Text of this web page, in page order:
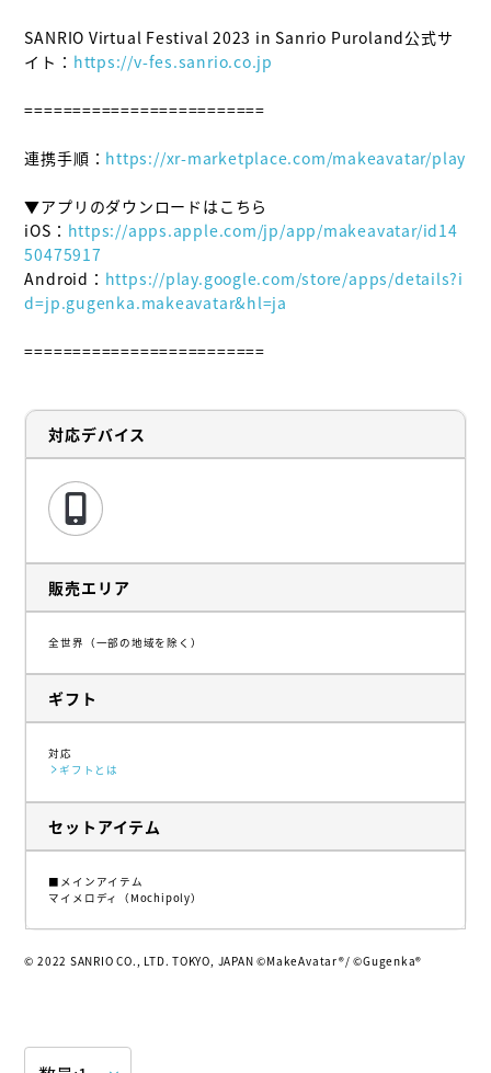
SANRIO Virtual Festival 2023 in Sanrio Puroland公式サ
イト： https://v-fes.sanrio.co.jp
=========================
連携手順： https://xr-marketplace.com/makeavatar/play
▼アプリのダウンロードはこちら
iOS： https://apps.apple.com/jp/app/makeavatar/id14
50475917
Android： https://play.google.com/store/apps/details?i
d=jp.gugenka.makeavatar&hl=ja
=========================
対応デバイス
販売エリア
全世界（一部の地域を除く）
ギフト
対応
ギフトとは
セットアイテム
■メインアイテム
マイメロディ（Mochipoly）
© 2022 SANRIO CO., LTD. TOKYO, JAPAN ©MakeAvatar®/ ©Gugenka®